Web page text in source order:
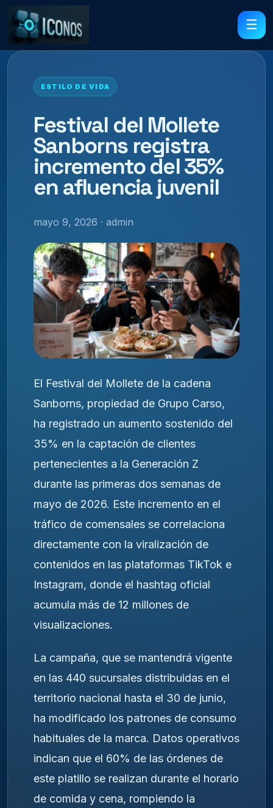
☰
ESTILO DE VIDA
Festival del Mollete
Sanborns registra
incremento del 35%
en afluencia juvenil
mayo 9, 2026 · admin
El Festival del Mollete de la cadena
Sanborns, propiedad de Grupo Carso,
ha registrado un aumento sostenido del
35% en la captación de clientes
pertenecientes a la Generación Z
durante las primeras dos semanas de
mayo de 2026. Este incremento en el
tráfico de comensales se correlaciona
directamente con la viralización de
contenidos en las plataformas TikTok e
Instagram, donde el hashtag oficial
acumula más de 12 millones de
visualizaciones.
La campaña, que se mantendrá vigente
en las 440 sucursales distribuidas en el
territorio nacional hasta el 30 de junio,
ha modificado los patrones de consumo
habituales de la marca. Datos operativos
indican que el 60% de las órdenes de
este platillo se realizan durante el horario
de comida y cena, rompiendo la